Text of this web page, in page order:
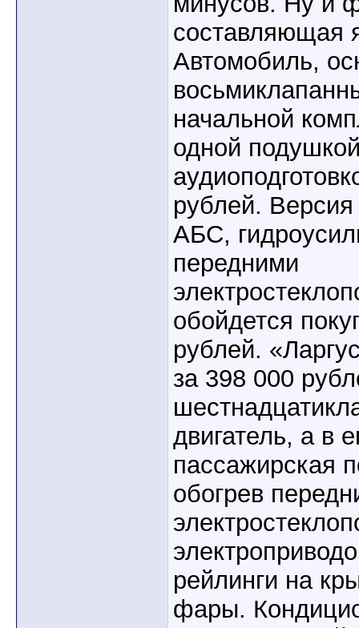
составляющая
Автомобиль,
начальной
одной
рублей.
АБС,
передними
обойдется
рублей.
за 398 000
двигатель, а в
пассажирская
обогрев
рейлинги на
фары.